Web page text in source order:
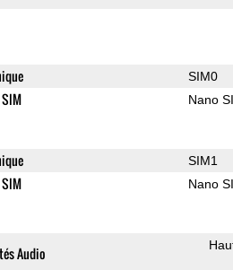
SIM0
Nano
SIM1
Nano
Audio